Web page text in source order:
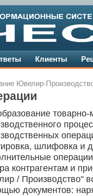
Ювелир-
шлифовка и
контрагентам и
/ Производство"
документов:
Клиенты